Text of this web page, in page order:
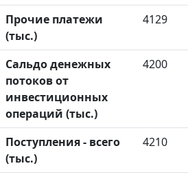
Прочие платежи
(тыс.)
4129
Сальдо денежных
потоков от
инвестиционных
операций (тыс.)
4200
Поступления - всего
(тыс.)
4210